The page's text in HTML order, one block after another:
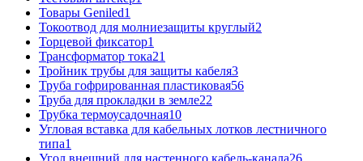
Товары Geniled1
Токоотвод для молниезащиты круглый2
Торцевой фиксатор1
Трансформатор тока21
Тройник трубы для защиты кабеля3
Труба гофрированная пластиковая56
Труба для прокладки в земле22
Трубка термоусадочная10
Угловая вставка для кабельных лотков лестничного
типа1
Угол внешний для настенного кабель-канала26